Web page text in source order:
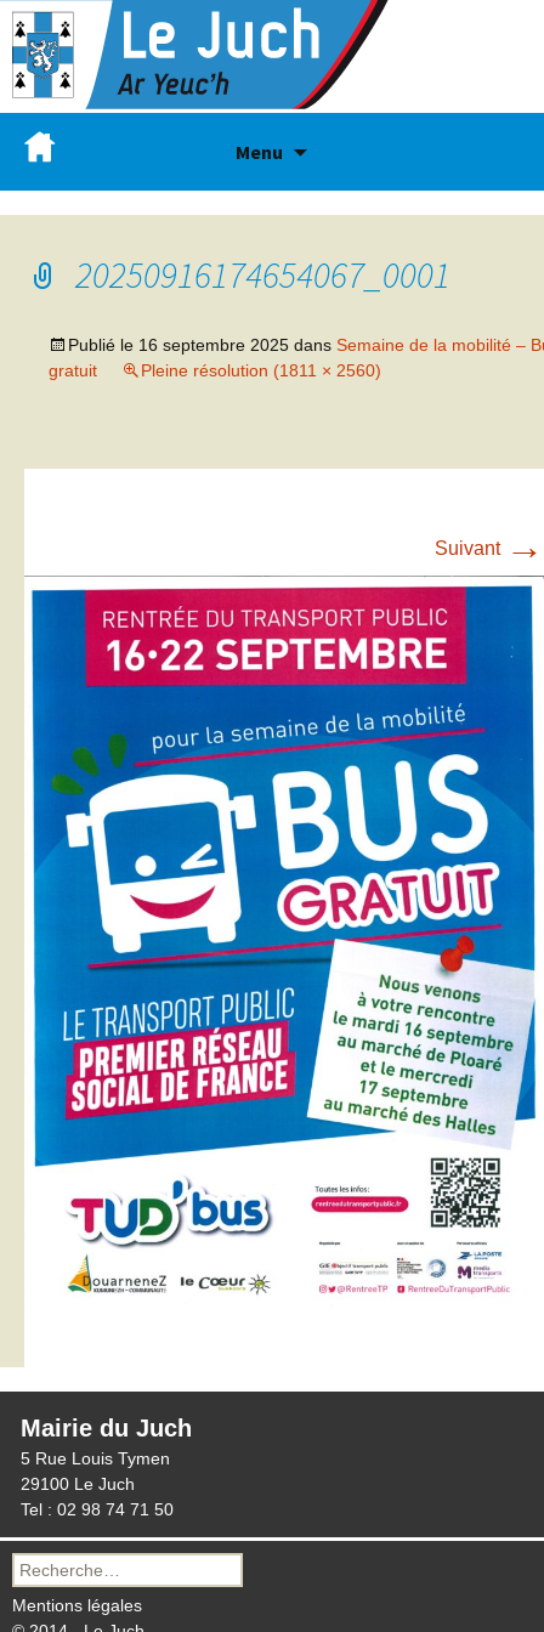
Menu
20250916174654067_0001
Publié le 16 septembre 2025 dans Semaine de la mobilité –
gratuit
Pleine résolution (1811 × 2560)
Suivant →
Mairie du Juch
5 Rue Louis Tymen
29100 Le Juch
Tel : 02 98 74 71 50
Recherche
pour :
Mentions légales